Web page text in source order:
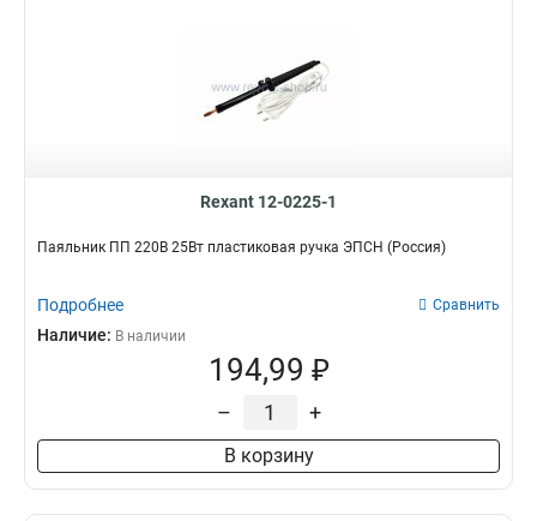
Rexant 12-0225-1
Паяльник ПП 220В 25Вт пластиковая ручка ЭПСН (Россия)
Подробнее Сравнить
Наличие: В наличии
194,99 ₽
– +
В корзину